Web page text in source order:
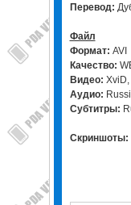
Перевод:
Файл
Формат: AVI
Качество:
Видео:
Аудио:
Субтитры:
Скриншоты: